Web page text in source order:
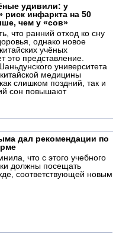
удивили: у
риск инфаркта на 50
чем у «сов»
что ранний отход ко сну
однако новое
учёных
это представление.
университета
медицины
слишком поздний, так и
сон повышают
дал рекомендации по
что с этого учебного
должны посещать
соответствующей новым